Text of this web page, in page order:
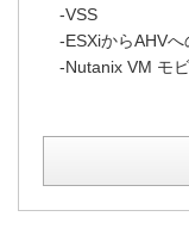
-VSS
-ESXiからAHVへ
-Nutanix VM モ